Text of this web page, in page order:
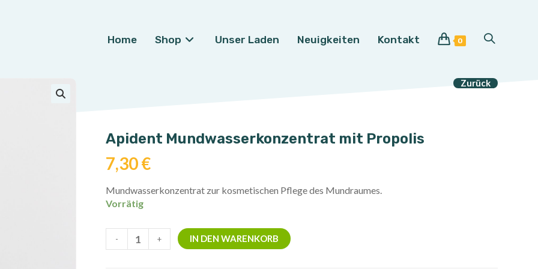
Home Shop Unser Laden Neuigkeiten Kontakt 0 Website-
Zurück
Apident Mundwasserkonzentrat mit Propolis
7,30€
Mundwasserkonzentrat zur kosmetischen Pflege des Mundraumes.
Vorrätig
Mundwasserkonzentrat
- + IN DEN WARENKORB